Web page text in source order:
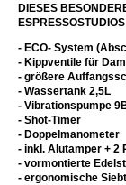
DIESES
- ECO- System
- Kippventile für
- größere
- Wassertank 2,5L
- Vibrationspumpe
- Shot-Timer
- Doppelmanometer
- inkl. Alutamper + 2
- vormontierte
- ergonomische